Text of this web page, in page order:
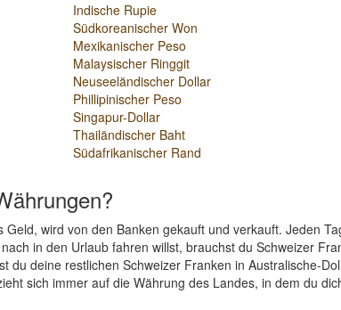
Indische Rupie
Südkoreanischer Won
Mexikanischer Peso
Malaysischer Ringgit
Neuseeländischer Dollar
Phillipinischer Peso
Singapur-Dollar
Thailändischer Baht
Südafrikanischer Rand
Geld, wird von den Banken gekauft und verkauft. Jeden
in den Urlaub fahren willst, brauchst du Schweizer
du deine restlichen Schweizer Franken in Australische-
sich immer auf die Währung des Landes, in dem du